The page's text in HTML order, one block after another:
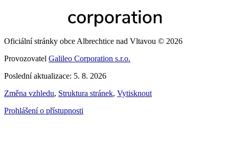
Oficiální stránky obce Albrechtice nad Vltavou © 2026
Provozovatel Galileo Corporation s.r.o.
Poslední aktualizace: 5. 8. 2026
Změna vzhledu, Struktura stránek, Vytisknout
Prohlášení o přístupnosti